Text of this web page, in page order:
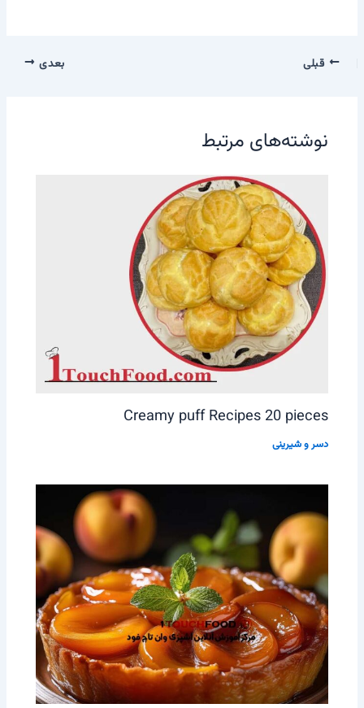
قبلی بعدی
نوشته‌های مرتبط
Creamy puff Recipes 20 pieces
دسر و شیرینی